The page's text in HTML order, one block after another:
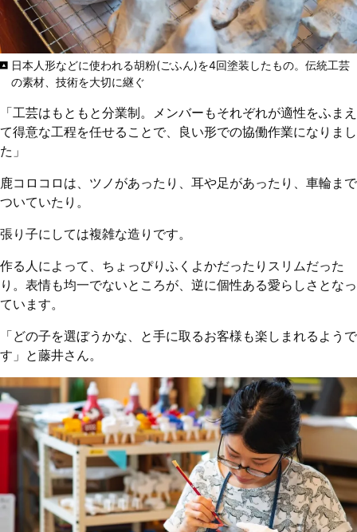
日本人形などに使われる胡粉(ごふん)を4回塗装したもの。伝統工芸
の素材、技術を大切に継ぐ
「工芸はもともと分業制。メンバーもそれぞれが適性をふまえ
て得意な工程を任せることで、良い形での協働作業になりまし
た」
鹿コロコロは、ツノがあったり、耳や足があったり、車輪まで
ついていたり。
張り子にしては複雑な造りです。
作る人によって、ちょっぴりふくよかだったりスリムだった
り。表情も均一でないところが、逆に個性ある愛らしさとなっ
ています。
「どの子を選ぼうかな、と手に取るお客様も楽しまれるようで
す」と藤井さん。